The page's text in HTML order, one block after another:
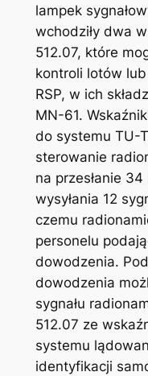
lampek
wchodziły dwa
512.07, które
kontroli lotów
RSP, w ich
MN-61.
do systemu TU-
sterowanie
na przesłanie
wysyłania 12
czemu
personelu
dowodzenia.
dowodzenia
sygnału
512.07 ze
systemu
identyfikacji